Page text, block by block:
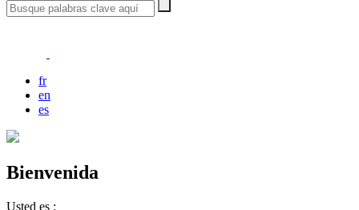
fr
en
es
Bienvenida
Usted es :